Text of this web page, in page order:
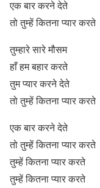
एक बार करने देते
तो तुम्हें कितना प्यार करते
तुम्हारे सारे मौसम
हाँ हम बहार करते
तुम प्यार करने देते
तो तुम्हें कितना प्यार करते
एक बार करने देते
तो तुम्हें कितना प्यार करते
तुम्हें कितना प्यार करते
तुम्हें कितना प्यार करते